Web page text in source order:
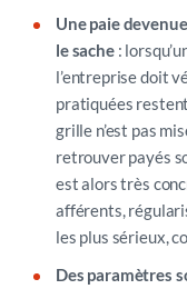
Une paie
le sache:
l’entreprise doit
pratiquées
grille n’est pas
retrouver payés
est alors très
afférents,
les plus sérieux,
Des paramètres